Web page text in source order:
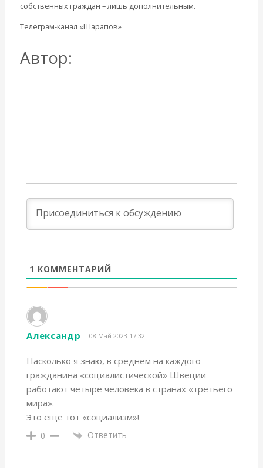
собственных граждан – лишь дополнительным.
Телеграм-канал «Шарапов»
Автор:
1 КОММЕНТАРИЙ
Александр 08 Май 2023 17:32
Насколько я знаю, в среднем на каждого
гражданина «социалистической» Швеции
работают четыре человека в странах «третьего
мира».
Это ещё тот «социализм»!
0 Ответить